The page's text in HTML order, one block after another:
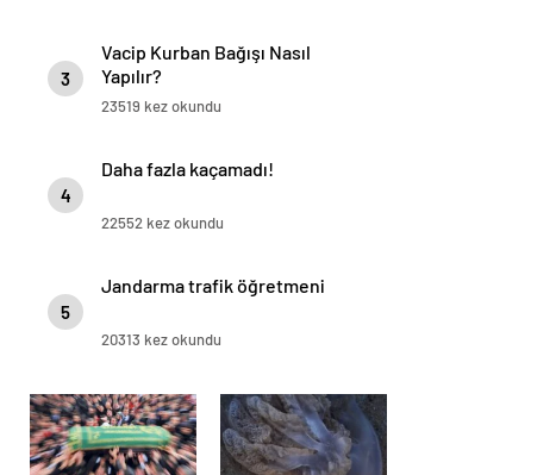
3
Vacip Kurban Bağışı Nasıl
Yapılır?
23519 kez okundu
4
Daha fazla kaçamadı!
22552 kez okundu
5
Jandarma trafik öğretmeni
20313 kez okundu